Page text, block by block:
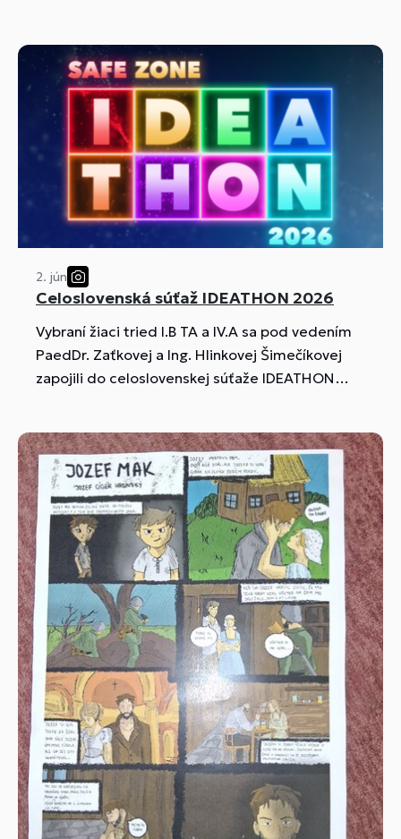
2. jún
Celoslovenská súťaž IDEATHON 2026
Vybraní žiaci tried I.B TA a IV.A sa pod vedením
PaedDr. Zaťkovej a Ing. Hlinkovej Šimečíkovej
zapojili do celoslovenskej súťaže IDEATHON